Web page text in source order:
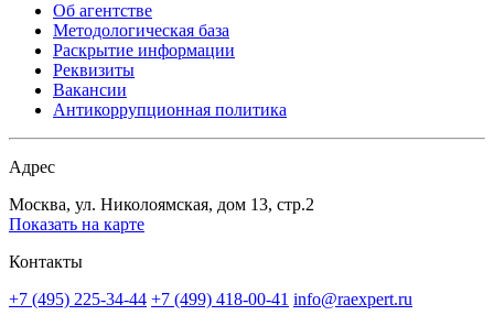
Об агентстве
Методологическая база
Раскрытие информации
Реквизиты
Вакансии
Антикоррупционная политика
Адрес
Москва, ул. Николоямская, дом 13, стр.2
Показать на карте
Контакты
+7 (495) 225-34-44 +7 (499) 418-00-41 info@raexpert.ru